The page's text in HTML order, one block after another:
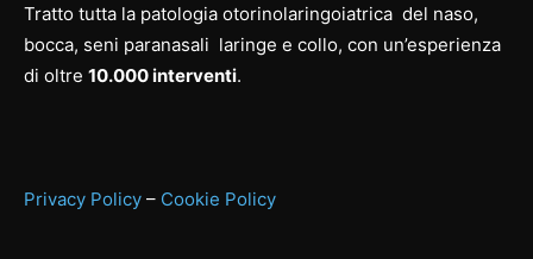
Tratto tutta la patologia otorinolaringoiatrica del naso,
bocca, seni paranasali laringe e collo, con un’esperienza
di oltre 10.000 interventi.
Privacy Policy – Cookie Policy